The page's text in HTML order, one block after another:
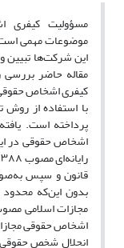
مسؤولیت کیفری
موضوعات مهمی
این شرکت‌ها تبیین
مقاله حاضر
کیفری اشخاص
با استفاده از
پرداخته است.
بدون این‌که
اشخاص حقوقی
انحلال شخص حقوقی